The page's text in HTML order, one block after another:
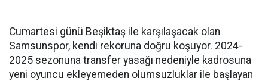
Cumartesi günü Beşiktaş ile karşılaşacak olan
Samsunspor, kendi rekoruna doğru koşuyor. 2024-
2025 sezonuna transfer yasağı nedeniyle kadrosuna
yeni oyuncu ekleyemeden olumsuzluklar ile başlayan